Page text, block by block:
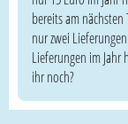
bereits am nächsten
nur zwei
Lieferungen im
ihr noch?